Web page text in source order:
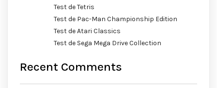
Test de Tetris
Test de Pac-Man Championship Edition
Test de Atari Classics
Test de Sega Mega Drive Collection
Recent Comments